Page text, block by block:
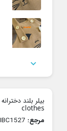

clothes
مرجع: